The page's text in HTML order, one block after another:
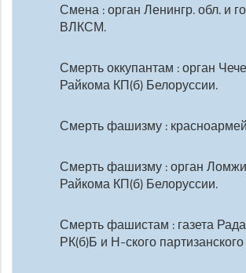
Смена : орган Ленингр. обл. и
ВЛКСМ.
Смерть оккупантам : орган
Райкома КП(б) Белоруссии.
Смерть фашизму :
Смерть фашизму : орган
Райкома КП(б) Белоруссии.
Смерть фашистам : газета
РК(б)Б и Н-ского